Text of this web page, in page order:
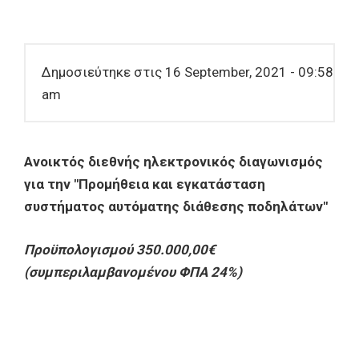
Δημοσιεύτηκε στις 16 September, 2021 - 09:58
am
Ανοικτός διεθνής ηλεκτρονικός διαγωνισμός
για την "Προμήθεια και εγκατάσταση
συστήματος αυτόματης διάθεσης ποδηλάτων"
Προϋπολογισμού 350.000,00€
(συμπεριλαμβανομένου ΦΠΑ 24%)